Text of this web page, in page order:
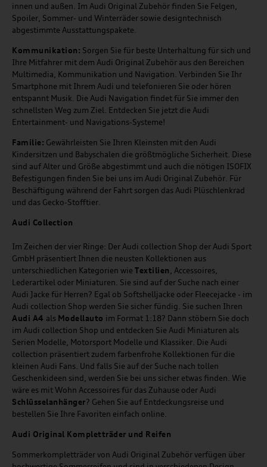
innen und außen. Im Audi Original Zubehör finden Sie Felgen,
Spoiler, Sommer- und Winterräder sowie designtechnisch
abgestimmte Ausstattungspakete.
Kommunikation: Sorgen Sie für beste Unterhaltung für sich und
Ihre Mitfahrer mit dem Audi Original Zubehör aus den Bereichen
Multimedia, Kommunikation und Navigation. Verbinden Sie Ihr
Smartphone mit Ihrem Audi und telefonieren Sie oder hören
entspannt Musik. Die Audi Navigation findet für Sie immer den
schnellsten Weg zum Ziel. Entdecken Sie jetzt die Audi
Entertainment- und Navigations-Systeme!
Familie: Gewährleisten Sie Ihren Kleinsten mit den Audi
Kindersitzen und Babyschalen die größtmögliche Sicherheit. Diese
sind auf Alter und Größe abgestimmt und auch die nötigen ISOFIX
Befestigungen finden Sie bei uns im Audi Original Zubehör. Für
Beschäftigung während der Fahrt sorgen das Audi Plüschlenkrad
und das Gecko-Stofftier.
Audi Collection
Im Zeichen der vier Ringe: Der Audi collection Shop der Audi Sport
GmbH präsentiert Ihnen die neusten Kollektionen aus
unterschiedlichen Kategorien wie Textilien , Accessoires,
Lederartikel oder Miniaturen. Sie sind auf der Suche nach einer
Audi Jacke für Herren? Egal ob Softshelljacke oder Fleecejacke - im
Audi collection Shop werden Sie sicher fündig. Sie suchen Ihren
Audi A4 als Modellauto im Format 1:18? Dann stöbern Sie doch
im Audi collection Shop und entdecken Sie Audi Miniaturen als
Serien Modelle, Motorsport Modelle und Klassiker. Die Audi
collection präsentiert zudem farbenfrohe Kollektionen für die
kleinen Audi Fans. Und falls Sie auf der Suche nach tollen
Geschenkideen sind, werden Sie bei uns sicher etwas finden. Wie
wäre es mit Wohn Accessoires für das Zuhause oder Audi
Schlüsselanhänger? Gehen Sie auf Entdeckungsreise und
bestellen Sie Ihre Favoriten einfach online.
Audi Original Kompletträder und Reifen
Sommerkompletträder von Audi Original Zubehör verfügen über